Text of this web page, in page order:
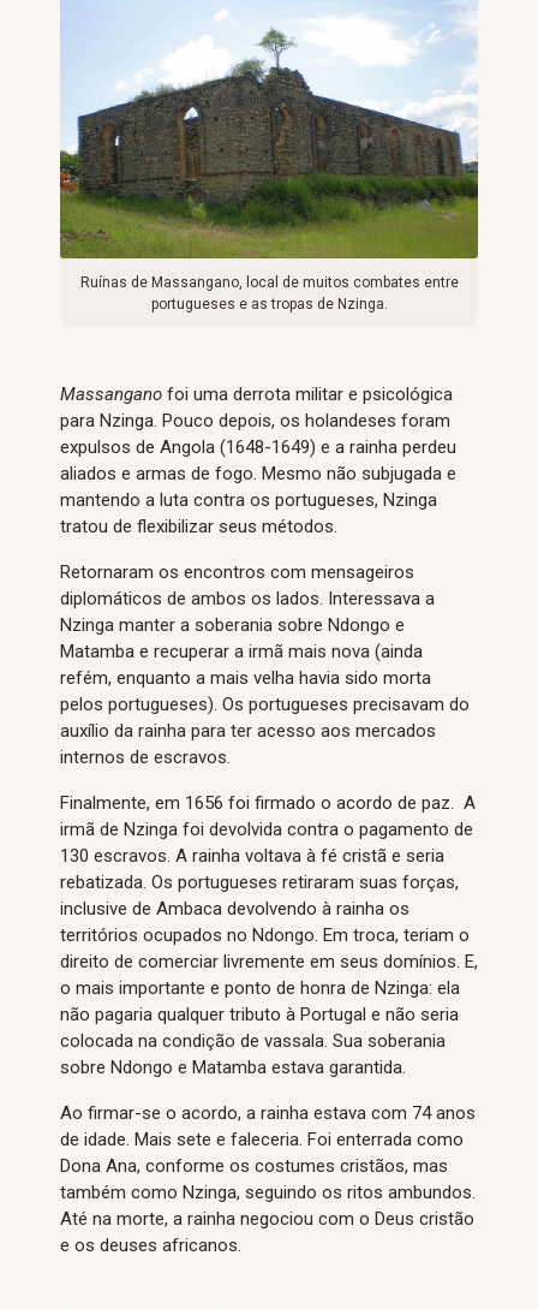
Ruínas de Massangano, local de muitos combates entre
portugueses e as tropas de Nzinga.
Massangano foi uma derrota militar e psicológica
para Nzinga. Pouco depois, os holandeses foram
expulsos de Angola (1648-1649) e a rainha perdeu
aliados e armas de fogo. Mesmo não subjugada e
mantendo a luta contra os portugueses, Nzinga
tratou de flexibilizar seus métodos.
Retornaram os encontros com mensageiros
diplomáticos de ambos os lados. Interessava a
Nzinga manter a soberania sobre Ndongo e
Matamba e recuperar a irmã mais nova (ainda
refém, enquanto a mais velha havia sido morta
pelos portugueses). Os portugueses precisavam do
auxílio da rainha para ter acesso aos mercados
internos de escravos.
Finalmente, em 1656 foi firmado o acordo de paz. A
irmã de Nzinga foi devolvida contra o pagamento de
130 escravos. A rainha voltava à fé cristã e seria
rebatizada. Os portugueses retiraram suas forças,
inclusive de Ambaca devolvendo à rainha os
territórios ocupados no Ndongo. Em troca, teriam o
direito de comerciar livremente em seus domínios. E,
o mais importante e ponto de honra de Nzinga: ela
não pagaria qualquer tributo à Portugal e não seria
colocada na condição de vassala. Sua soberania
sobre Ndongo e Matamba estava garantida.
Ao firmar-se o acordo, a rainha estava com 74 anos
de idade. Mais sete e faleceria. Foi enterrada como
Dona Ana, conforme os costumes cristãos, mas
também como Nzinga, seguindo os ritos ambundos.
Até na morte, a rainha negociou com o Deus cristão
e os deuses africanos.